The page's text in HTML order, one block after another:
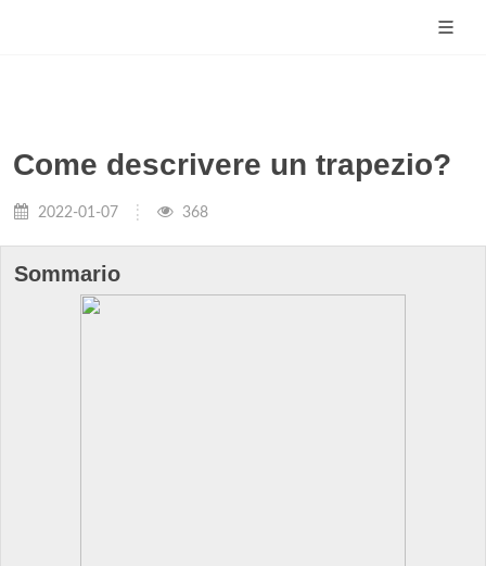
Come descrivere un trapezio?
2022-01-07 368
Sommario